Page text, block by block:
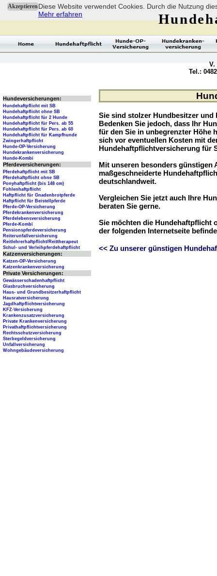
AkzeptierenDiese Website verwendet Cookies. Durch die Nutzung
Mehr erfahren
Sie sind stolzer Hundbesitzer und
Bedenken Sie jedoch, dass Ihr
für den Sie in unbegrenzter Höhe
sich vor eventuellen Kosten mit
Hundehaftpflichtversicherung für
Mit unseren besonders günstigen
maßgeschneiderte
deutschlandweit.
Vergleichen Sie jetzt auch Ihre
beraten Sie gerne.
Sie möchten die Hundehaftpflicht
der folgenden Internetseite
<< Zu unserer günstigen
V.
Tel.:
Hundeversicherungen:
Hundehaftpflicht mit SB
Hundehaftpflicht ohne SB
Hundehaftpflicht für 2 Hunde
Hundehaftpflicht für Pers. ab 55
Hundehaftpflicht für Pers. ab 60
Hundehaftpflicht für Kampfhunde
Zwingerhaftpflicht
Hunde-OP-Versicherung
Hundekrankenversicherung
Hunde-Kombi
Pferdeversicherungen:
Pferdehaftpflicht mit SB
Pferdehaftpflicht ohne SB
Ponyhaftpflicht (bis 148 cm)
Fohlenhaftpflicht
Haftpflicht für Gnadenbrotpferde
Haftpflicht für Beistellpferde
Pferde-OP-Versicherung
Pferdekrankenversicherung
Pferdelebensversicherung
Pferde-Kombi
Pensionspferdeversicherung
Reiterunfallversicherung
Reitlehrerhaftpflicht/Reittherapeut
Schul- und Verleihpferdehaftpflicht
Katzenversicherungen:
Katzen-OP-Versicherung
Katzenkrankenversicherung
Private Versicherungen:
Gewässerschadenhaftpflicht
Glasbruchversicherung
Haus- und Grundbesitzerhaftpflicht
Hausratversicherung
Jagdhaftpflichtversicherung
KFZ-Versicherung
Krankenzusatzversicherung
Private Krankenversicherung
Privathaftpflichtversicherung
Rechtsschutzversicherung
Sterbegeldversicherung
Unfallversicherung
Wohngebäudeversicherung